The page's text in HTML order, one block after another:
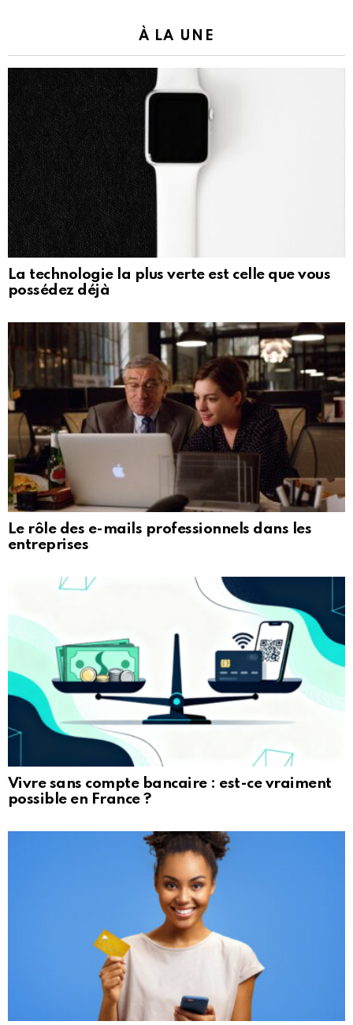
À LA UNE
La technologie la plus verte est celle que vous
possédez déjà
Le rôle des e-mails professionnels dans les
entreprises
Vivre sans compte bancaire : est-ce vraiment
possible en France ?